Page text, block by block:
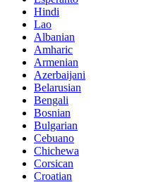
Hindi
Lao
Albanian
Amharic
Armenian
Azerbaijani
Belarusian
Bengali
Bosnian
Bulgarian
Cebuano
Chichewa
Corsican
Croatian